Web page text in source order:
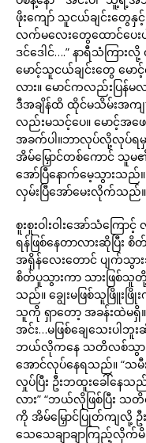
ဖိုးကျော် သူငယ်ချင်းတွ
လက်မလေးတွေထောင်ပေးပ
ဒင်ဒေါင်….” နာရီသံကြာ
မောင့်သူငယ်ချင်းတွေ မေ
လား။ မောင်ကလည်းပြန်
ဒီအချိန်ထိ ထိုင်မသိမ်းအကျ
လည်းမသင့်ပေ။ မောင့်အဖ
အခက်ပါ။ဘာလုပ်လို့လုပ်ရမှန်
အိမ်မြှောင်တစ်ကောင် သူမ
အော်ပြီနောက်မေ့သွားသည်
လှမ်းပြီအော်မေးလိုက်သည်။
စူးစူးဝါးဝါးအော်သံကြ
ရန်ဖြစ်နေတာလားဆိုပြီ
အရှိန်လေးတောင် ပျက်သွာ
စိတ်ပူသွားကာ သားဖြစ်
သည်။ ချွေးမဖြစ်သူဖြိူးဖ
သူကို ရှာတော့ အခန်းထဲမရှိ
အင်း…မဖြစ်ချေသေးပါ
ဘယ်လိုကနေ သတိလစ်သွား
အောင်လုပ်နေရသည်။ “သမီ
လှုပ်ပြီး ဦးဘထူးခေါ်နေသ
လား” “ဘယ်လိုဖြစ်ပြီး
ကို အိမ်မြှောင်ပြုတ်ကျလို့
သေသေချာချာကြည့်လို